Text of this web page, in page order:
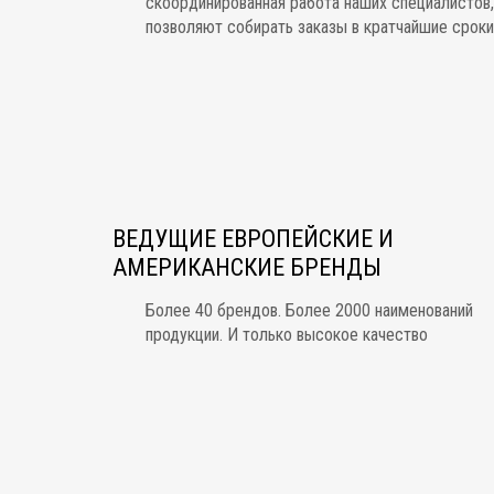
позволяют собирать заказы в кратчайшие сроки
ВЕДУЩИЕ ЕВРОПЕЙСКИЕ И
АМЕРИКАНСКИЕ БРЕНДЫ
Более 40 брендов. Более 2000 наименований
продукции. И только высокое качество